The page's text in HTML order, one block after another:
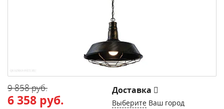
9 858 руб.
6 358 руб.
Доставка
Выберите Ваш город